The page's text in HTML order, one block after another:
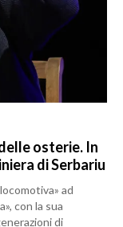
osterie. In
di Serbariu
ad
con la sua
di